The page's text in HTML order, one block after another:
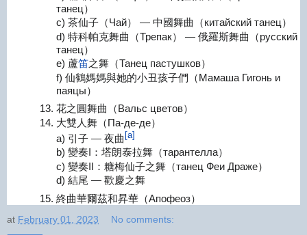
танец）
c) 茶仙子（Чай） — 中國舞曲（китайский танец）
d) 特科帕克舞曲（Трепак） — 俄羅斯舞曲（русский
танец）
e) 蘆笛之舞（Танец пастушков）
f) 仙鶴媽媽與她的小丑孩子們（Мамаша Гигонь и
паяцы）
13. 花之圓舞曲（Вальс цветов）
14. 大雙人舞（Па-де-де）
a) 引子 — 夜曲 [a]
b) 變奏I：塔朗泰拉舞（тарантелла）
c) 變奏II：糖梅仙子之舞（танец Феи Драже）
d) 結尾 — 歡慶之舞
15. 終曲華爾茲和昇華（Апофеоз）
at February 01, 2023 No comments: